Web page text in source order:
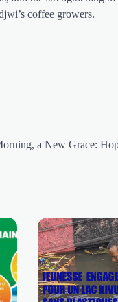
coffee growers.
a New Grace: